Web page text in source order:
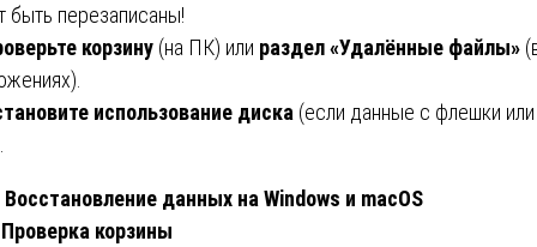
быть перезаписаны!
корзину (на ПК) или раздел «Удалённые файлы»
использование диска (если данные с флешки или
Восстановление данных на Windows и macOS
корзины